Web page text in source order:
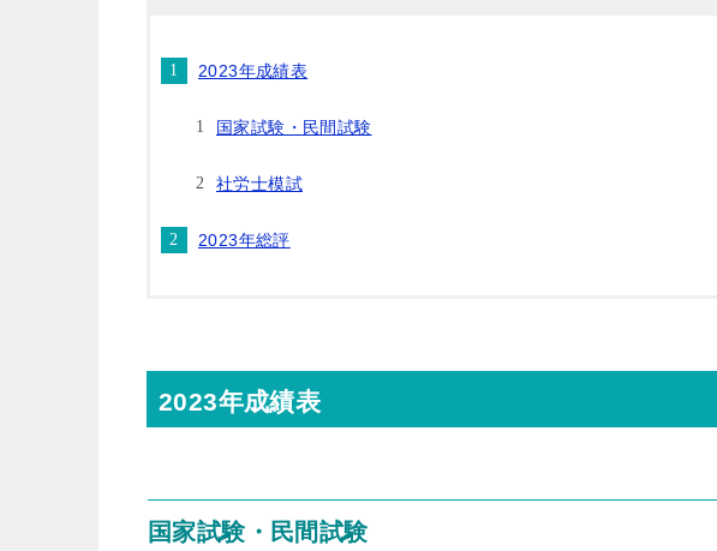
2023年成績表
国家試験・民間試験
社労士模試
2023年総評
2023年成績表
国家試験・民間試験